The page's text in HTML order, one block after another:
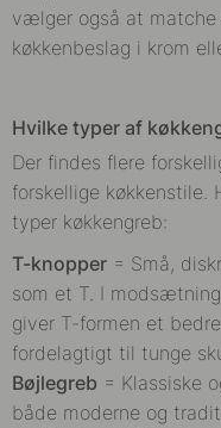
vælger også at matche
køkkenbeslag i krom
Hvilke typer af
Der findes flere
forskellige køkkenstile.
typer køkkengreb:
T-knopper = Små,
som et T. I
giver T-formen et
fordelagtigt til tunge
Bøjlegreb = Klassiske
både moderne og